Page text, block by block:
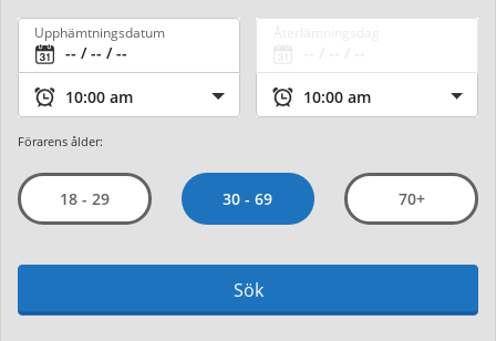
Upphämtningsdatum
Förarens ålder:
18 - 29 30 - 69 70+
Sök